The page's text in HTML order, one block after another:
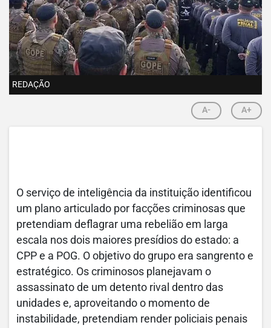
REDAÇÃO
A- A+
O serviço de inteligência da instituição identificou
um plano articulado por facções criminosas que
pretendiam deflagrar uma rebelião em larga
escala nos dois maiores presídios do estado: a
CPP e a POG. O objetivo do grupo era sangrento e
estratégico. Os criminosos planejavam o
assassinato de um detento rival dentro das
unidades e, aproveitando o momento de
instabilidade, pretendiam render policiais penais